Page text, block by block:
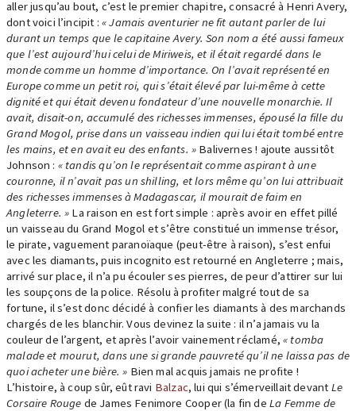
aller jusqu’au bout, c’est le premier chapitre, consacré à Henri Avery,
dont voici l’incipit :« Jamais aventurier ne fit autant parler de lui
durant un temps que le capitaine Avery. Son nom a été aussi fameux
que l’est aujourd’hui celui de Miriweis, et il était regardé dans le
monde comme un homme d’importance. On l’avait représenté en
Europe comme un petit roi, qui s’était élevé par lui-même à cette
dignité et qui était devenu fondateur d’une nouvelle monarchie. Il
avait, disait-on, accumulé des richesses immenses, épousé la fille du
Grand Mogol, prise dans un vaisseau indien qui lui était tombé entre
les mains, et en avait eu des enfants. » Balivernes ! ajoute aussitôt
Johnson : « tandis qu’on le représentait comme aspirant à une
couronne, il n’avait pas un shilling, et lors même qu’on lui attribuait
des richesses immenses à Madagascar, il mourait de faim en
Angleterre. » La raison en est fort simple : après avoir en effet pillé
un vaisseau du Grand Mogol et s’être constitué un immense trésor,
le pirate, vaguement paranoïaque (peut-être à raison), s’est enfui
avec les diamants, puis incognito est retourné en Angleterre ; mais,
arrivé sur place, il n’a pu écouler ses pierres, de peur d’attirer sur lui
les soupçons de la police. Résolu à profiter malgré tout de sa
fortune, il s’est donc décidé à confier les diamants à des marchands
chargés de les blanchir. Vous devinez la suite : il n’a jamais vu la
couleur de l’argent, et après l’avoir vainement réclamé,« tomba
malade et mourut, dans une si grande pauvreté qu’il ne laissa pas de
quoi acheter une bière. » Bien mal acquis jamais ne profite !
L’histoire, à coup sûr, eût ravi Balzac, lui qui s’émerveillait devant Le
Corsaire Rouge de James Fenimore Cooper (la fin deLa Femme de